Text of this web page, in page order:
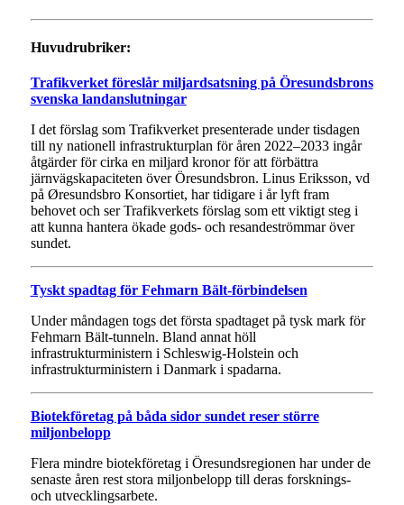
Huvudrubriker:
Trafikverket föreslår miljardsatsning på Öresundsbrons
svenska landanslutningar
I det förslag som Trafikverket presenterade under tisdagen
till ny nationell infrastrukturplan för åren 2022–2033 ingår
åtgärder för cirka en miljard kronor för att förbättra
järnvägskapaciteten över Öresundsbron. Linus Eriksson, vd
på Øresundsbro Konsortiet, har tidigare i år lyft fram
behovet och ser Trafikverkets förslag som ett viktigt steg i
att kunna hantera ökade gods- och resandeströmmar över
sundet.
Tyskt spadtag för Fehmarn Bält-förbindelsen
Under måndagen togs det första spadtaget på tysk mark för
Fehmarn Bält-tunneln. Bland annat höll
infrastrukturministern i Schleswig-Holstein och
infrastrukturministern i Danmark i spadarna.
Biotekföretag på båda sidor sundet reser större
miljonbelopp
Flera mindre biotekföretag i Öresundsregionen har under de
senaste åren rest stora miljonbelopp till deras forsknings-
och utvecklingsarbete.